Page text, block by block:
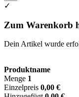
✓
Zum Warenkorb
Dein Artikel wurde
Produktname
Menge 1
Einzelpreis 0,00 €